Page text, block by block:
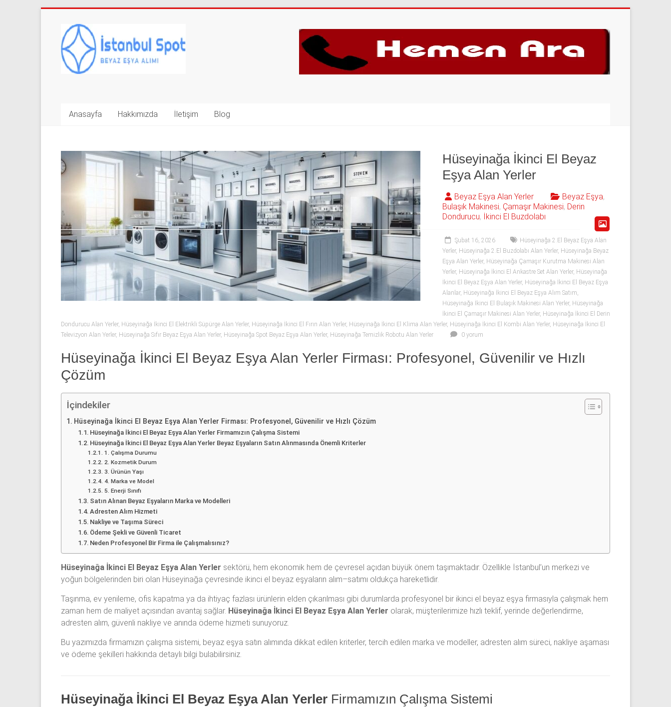
contentİkinci
El
Beyaz
Alan
|
0
543
592
53
50
İkinci
el
eşya
buzdolabı,
çamaşır
bulaşık
makinesi,
derin
dondurucu,
klima
ve
kombi
Anasayfa Hakkımızda İletişim Blog
Hüseyinağa İkinci El Beyaz
Eşya Alan Yerler
Beyaz Eşya Alan Yerler Beyaz Eşya,
Bulaşık Makinesi, Çamaşır Makinesi, Derin
Dondurucu, İkinci El Buzdolabı
Şubat 16, 2026
Hüseyinağa 2.El Beyaz Eşya Alan
Yerler, Hüseyinağa 2.El Buzdolabı Alan Yerler, Hüseyinağa Beyaz
Eşya Alan Yerler, Hüseyinağa Çamaşır Kurutma Makinesi Alan
Yerler, Hüseyinağa İkinci El Ankastre Set Alan Yerler, Hüseyinağa
İkinci El Beyaz Eşya Alan Yerler, Hüseyinağa İkinci El Beyaz Eşya
Alanlar, Hüseyinağa İkinci El Beyaz Eşya Alım Satım,
Hüseyinağa İkinci El Bulaşık Makinesi Alan Yerler, Hüseyinağa
İkinci El Çamaşır Makinesi Alan Yerler, Hüseyinağa İkinci El Derin
Dondurucu Alan Yerler, Hüseyinağa İkinci El Elektrikli Süpürge Alan Yerler, Hüseyinağa İkinci El Fırın Alan Yerler, Hüseyinağa İkinci El Klima Alan Yerler, Hüseyinağa İkinci El Kombi Alan Yerler, Hüseyinağa İkinci El
Televizyon Alan Yerler, Hüseyinağa Sıfır Beyaz Eşya Alan Yerler, Hüseyinağa Spot Beyaz Eşya Alan Yerler, Hüseyinağa Temizlik Robotu Alan Yerler 0 yorum
Hüseyinağa İkinci El Beyaz Eşya Alan Yerler Firması: Profesyonel, Güvenilir ve Hızlı
Çözüm
İçindekiler
Hüseyinağa İkinci El Beyaz Eşya Alan Yerler Firması: Profesyonel, Güvenilir ve Hızlı Çözüm
Hüseyinağa İkinci El Beyaz Eşya Alan Yerler Firmamızın Çalışma Sistemi
Hüseyinağa İkinci El Beyaz Eşya Alan Yerler Beyaz Eşyaların Satın Alınmasında Önemli Kriterler
1. Çalışma Durumu
2. Kozmetik Durum
3. Ürünün Yaşı
4. Marka ve Model
5. Enerji Sınıfı
Satın Alınan Beyaz Eşyaların Marka ve Modelleri
Adresten Alım Hizmeti
Nakliye ve Taşıma Süreci
Ödeme Şekli ve Güvenli Ticaret
Neden Profesyonel Bir Firma ile Çalışmalısınız?
Hüseyinağa İkinci El Beyaz Eşya Alan Yerler sektörü, hem ekonomik hem de çevresel açıdan büyük önem taşımaktadır. Özellikle İstanbul’un merkezi ve
yoğun bölgelerinden biri olan Hüseyinağa çevresinde ikinci el beyaz eşyaların alım–satımı oldukça hareketlidir.
Taşınma, ev yenileme, ofis kapatma ya da ihtiyaç fazlası ürünlerin elden çıkarılması gibi durumlarda profesyonel bir ikinci el beyaz eşya firmasıyla çalışmak hem
zaman hem de maliyet açısından avantaj sağlar. Hüseyinağa İkinci El Beyaz Eşya Alan Yerler olarak, müşterilerimize hızlı teklif, yerinde değerlendirme,
adresten alım, güvenli nakliye ve anında ödeme hizmeti sunuyoruz.
Bu yazımızda firmamızın çalışma sistemi, beyaz eşya satın alımında dikkat edilen kriterler, tercih edilen marka ve modeller, adresten alım süreci, nakliye aşaması
ve ödeme şekilleri hakkında detaylı bilgi bulabilirsiniz.
Hüseyinağa İkinci El Beyaz Eşya Alan Yerler Firmamızın Çalışma Sistemi